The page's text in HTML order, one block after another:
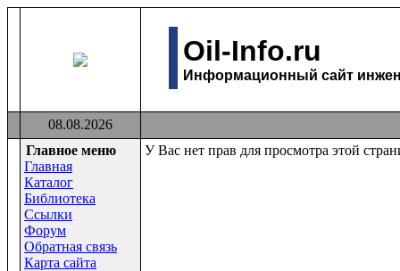
Oil-Info.ru
Информационный сайт
08.08.2026
Главное меню
Главная
Каталог
Библиотека
Ссылки
Форум
Обратная связь
Карта сайта
У Вас нет прав для просмотра этой